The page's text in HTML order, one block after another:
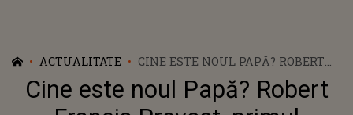
ACTUALITATE
CINE ESTE NOUL PAPĂ? ROBERT
FRANCIS PREVOST, PRIMUL
AMERICAN CARE URCĂ PE
TRONUL PONTIFICAL ȘI DEVINE
Cine este noul Papă? Robert